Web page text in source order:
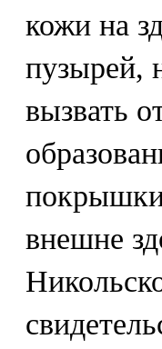
кожи на
пузырей,
вызвать
внешне